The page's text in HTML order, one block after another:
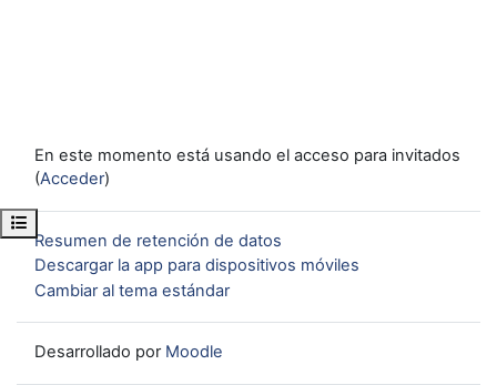
Abrir índice del curso
En este momento está usando el acceso para invitados
(Acceder)
Resumen de retención de datos
Descargar la app para dispositivos móviles
Cambiar al tema estándar
Desarrollado por Moodle